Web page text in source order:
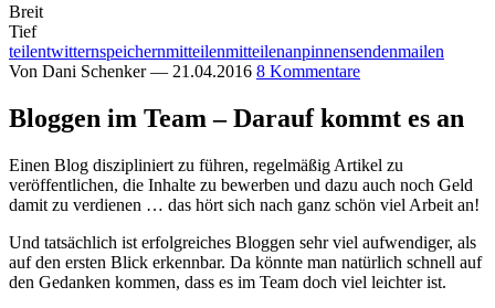
Breit
Tief
teilentwitternspeichernmitteilenmitteilenanpinnensendenmailen
Von Dani Schenker— 21.04.2016 8 Kommentare
Bloggen im Team – Darauf kommt es an
Einen Blog diszipliniert zu führen, regelmäßig Artikel zu
veröffentlichen, die Inhalte zu bewerben und dazu auch noch Geld
damit zu verdienen … das hört sich nach ganz schön viel Arbeit an!
Und tatsächlich ist erfolgreiches Bloggen sehr viel aufwendiger, als
auf den ersten Blick erkennbar. Da könnte man natürlich schnell auf
den Gedanken kommen, dass es im Team doch viel leichter ist.